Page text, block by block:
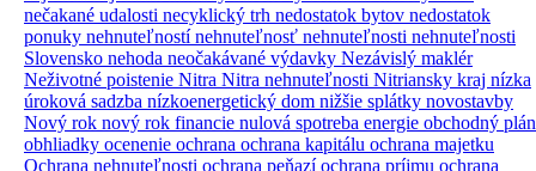
nečakané udalosti necyklický trh nedostatok bytov nedostatok
ponuky nehnuteľnostínehnuteľnosť nehnuteľnosti nehnuteľnosti
Slovensko nehoda neočakávané výdavky Nezávislý maklér
Neživotné poistenie Nitra Nitra nehnuteľnosti Nitriansky kraj nízka
úroková sadzba nízkoenergetický dom nižšie splátky novostavby
Nový rok nový rok financie nulová spotreba energie obchodný plán
obhliadky ocenenie ochrana ochrana kapitálu ochrana majetku
Ochrana nehnuteľnosti ochrana peňazíochrana príjmu ochrana